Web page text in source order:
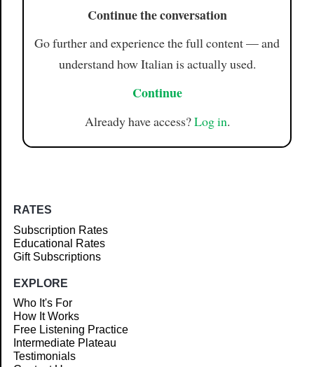
Continue the conversation
Go further and experience the full content — and
understand how Italian is actually used.
Continue
Already have access?Log in.
RATES
Subscription Rates
Educational Rates
Gift Subscriptions
EXPLORE
Who It's For
How It Works
Free Listening Practice
Intermediate Plateau
Testimonials